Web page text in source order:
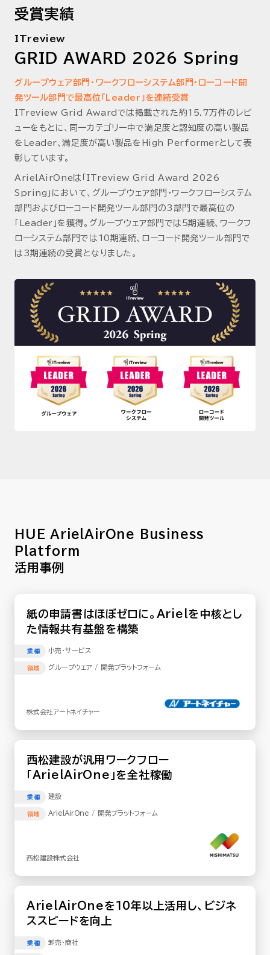
受賞実績
ITreview
GRID AWARD 2026 Spring
グループウェア部門・ワークフローシステム部門・ローコード開
発ツール部門で最高位「Leader」を連続受賞
ITreview Grid Awardでは掲載された約15.7万件のレビ
ューをもとに、同一カテゴリー中で満足度と認知度の高い製品
をLeader、満足度が高い製品をHigh Performerとして表
彰しています。
ArielAirOneは「ITreview Grid Award 2026
Spring」において、グループウェア部門・ワークフローシステム
部門およびローコード開発ツール部門の3部門で最高位の
「Leader」を獲得。グループウェア部門では5期連続、ワークフ
ローシステム部門では10期連続、ローコード開発ツール部門で
は3期連続の受賞となりました。
HUE ArielAirOne Business
Platform
活用事例
紙の申請書はほぼゼロに。Arielを中核とし
た情報共有基盤を構築
業種 小売･サービス
領域 グループウェア / 開発プラットフォーム
株式会社アートネイチャー
西松建設が汎用ワークフロー
「ArielAirOne」を全社稼働
業種 建設
領域 ArielAirOne / 開発プラットフォーム
西松建設株式会社
ArielAirOneを10年以上活用し、ビジネ
ススピードを向上
業種 卸売･商社